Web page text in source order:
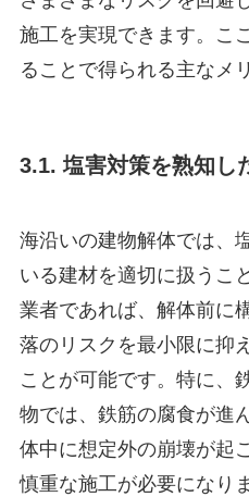
施工を実現できます。こ
ることで得られる主なメ
3.1. 塩害対策を熟知し
海沿いの建物解体では、
いる建材を適切に扱うこ
業者であれば、解体前に
落のリスクを最小限に抑
ことが可能です。特に、
物では、鉄筋の腐食が進
体中に想定外の崩壊が起
慎重な施工が必要になり